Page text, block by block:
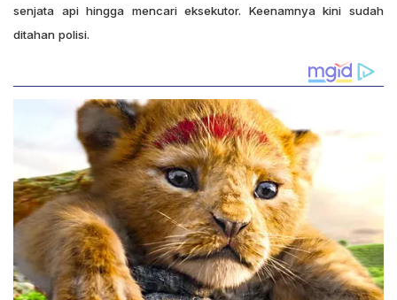
senjata api hingga mencari eksekutor. Keenamnya kini sudah
ditahan polisi.